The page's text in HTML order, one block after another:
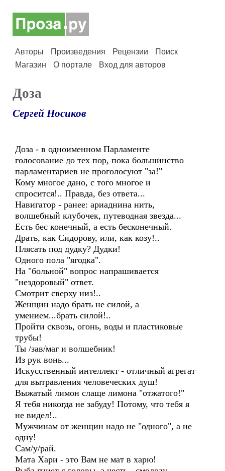
Авторы Произведения Рецензии
Поиск
Магазин
О портале Вход для авторов
Доза
Сергей Носиков
Доза - в одноименном Парламенте
голосование до тех пор, пока большинство
парламентариев не проголосуют "за!"
Кому многое дано, с того многое и
спросится!.. Правда, без ответа...
Навигатор - ранее: ариаднина нить,
волшебный клубочек, путеводная звезда...
Есть бес конечный, а есть бесконечный.
Драть, как Сидорову, или, как козу!..
Плясать под дудку? Дудки!
Одного пола "ягодка".
На "больной" вопрос напрашивается
"нездоровый" ответ.
Смотрит сверху низ!..
Женщин надо брать не силой, а
умением...брать силой!..
Пройти сквозь, огонь, воды и пластиковые
трубы!
Ты /зав/маг и волшебник!
Из рук вонь...
Искусственный интеллект - отличный агрегат
для вытравления человеческих душ!
Выжатый лимон слаще лимона "отжатого!"
Я тебя никогда не забуду! Потому, что тебя я
не видел!..
Мужчинам от женщин надо не "одного", а не
одну!
Сам/у/рай.
Мата Хари - это Вам не мат в харю!